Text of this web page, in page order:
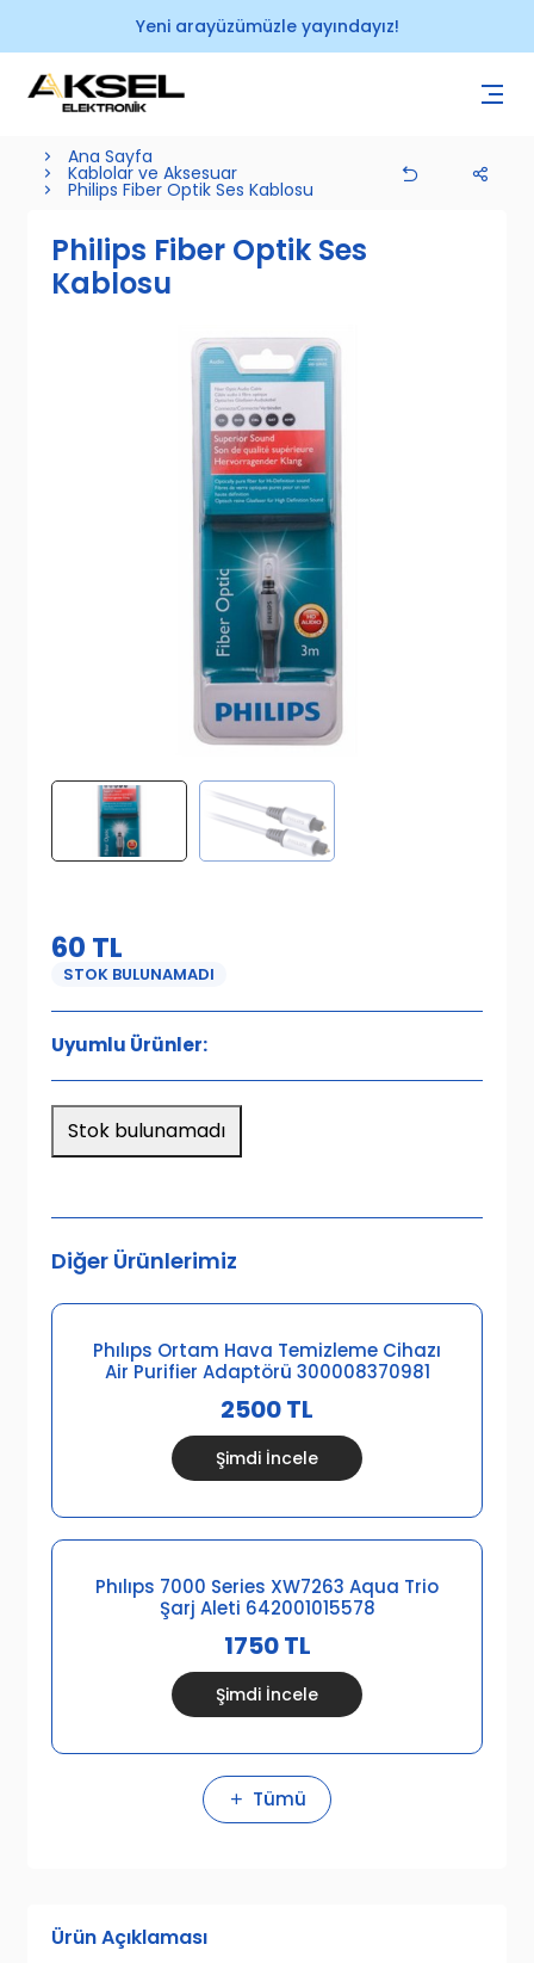
Yeni arayüzümüzle yayındayız!
Ana Sayfa
Kablolar ve Aksesuar
Philips Fiber Optik Ses Kablosu
Philips Fiber Optik Ses
Kablosu
60 TL
STOK BULUNAMADI
Uyumlu Ürünler:
Stok bulunamadı
Diğer Ürünlerimiz
Phılıps Ortam Hava Temizleme Cihazı
Air Purifier Adaptörü 300008370981
2500 TL
Şimdi İncele
Phılıps 7000 Series XW7263 Aqua Trio
Şarj Aleti 642001015578
1750 TL
Şimdi İncele
Tümü
Ürün Açıklaması